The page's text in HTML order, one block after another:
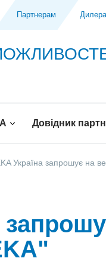
Партнерам
Довідник
Україна запрошує на